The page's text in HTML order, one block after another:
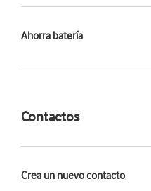
Ahorra batería
Contactos
Crea un nuevo contacto